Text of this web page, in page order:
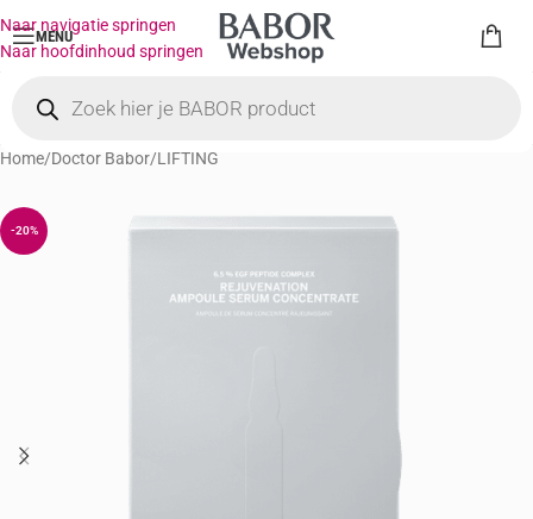
Naar navigatie springen
Naar hoofdinhoud springen
MENU
Home/Doctor Babor/LIFTING
-20%